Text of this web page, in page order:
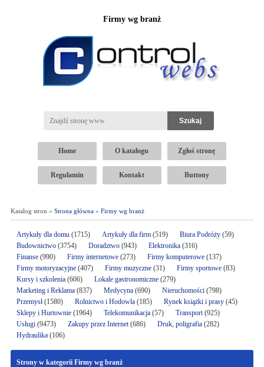
Firmy wg branż
Home O katalogu Zgłoś stronę
Regulamin Kontakt Buttony
Katalog stron » Strona główna» Firmy wg branż
Artykuły dla domu(1715) Artykuły dla firm(519) Biura Podróży(59)
Budownictwo(3754) Doradztwo(943) Elektronika (316)
Finanse(990) Firmy internetowe (273) Firmy komputerowe(137)
Firmy motoryzacyjne(407) Firmy muzyczne(31) Firmy sportowe(83)
Kursy i szkolenia(606) Lokale gastronomiczne(279)
Marketing i Reklama(837) Medycyna(690) Nieruchomości(798)
Przemysł(1580) Rolnictwo i Hodowla(185) Rynek książki i prasy(45)
Sklepy i Hurtownie(1964) Telekomunikacja(57) Transport(925)
Usługi(9473) Zakupy przez Internet(686) Druk, poligrafia(282)
Hydraulika(106)
Strony w kategorii Firmy wg branż